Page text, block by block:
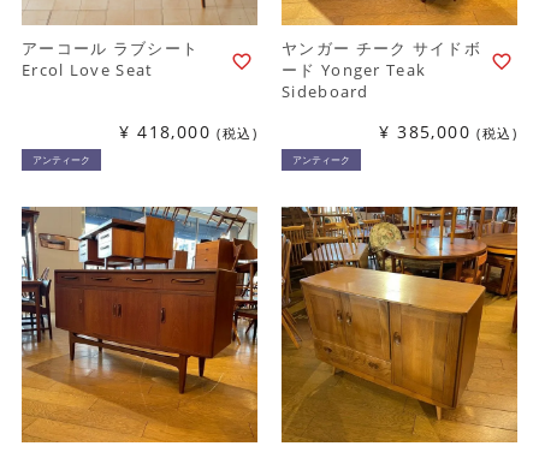
アーコール ラブシート
Ercol Love Seat
¥ 418,000 税込
アンティーク
ヤンガー チーク サイドボ
ード Yonger Teak
Sideboard
¥ 385,000 税込
アンティーク